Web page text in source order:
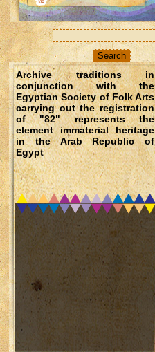
Archive traditions in
conjunction with the
Egyptian Society of Folk Arts
carrying out the registration
of "82" represents the
element immaterial heritage
in the Arab Republic of
Egypt